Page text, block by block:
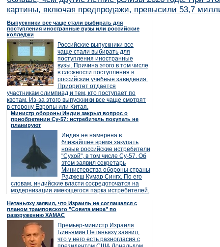
картины, включая предпродажи, превысили 53,7
Выпускники все чаще стали выбирать для
поступления иностранные вузы или российские
колледжи
Российские выпускники все
чаще стали выбирать для
поступления иностранные
вузы. Причина этого в том числе
в сложности поступления в
российские учебные заведения.
Приоритет отдается
участникам олимпиад и тем, кто поступает по
квотам. Из-за этого выпускники все чаще смотрят
в сторону Европы или Китая.
Министр обороны Индии закрыл вопрос о
приобретении Су-57: истребитель покупать не
планируют
Индия не намерена в
ближайшее время закупать
новые российские истребители
"Сухой", в том числе Су-57. Об
этом заявил секретарь
Министерства обороны страны
Раджеш Кумар Сингх. По его
словам, индийские власти сосредоточатся на
модернизации имеющегося парка истребителей.
Нетаньяху заявил, что Израиль не соглашался с
планом трамповского "Совета мира" по
разоружению ХАМАС
Премьер-министр Израиля
Биньямин Нетаньяху заявил,
что у него есть разногласия с